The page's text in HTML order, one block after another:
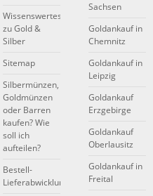
Wissenswertes
zu Gold &
Silber
Sitemap
Silbermünzen,
Goldmünzen
oder Barren
kaufen? Wie
soll ich
aufteilen?
Bestell-
Lieferabwicklung
Sachsen
Goldankauf in
Chemnitz
Goldankauf in
Leipzig
Goldankauf
Erzgebirge
Goldankauf
Oberlausitz
Goldankauf in
Freital